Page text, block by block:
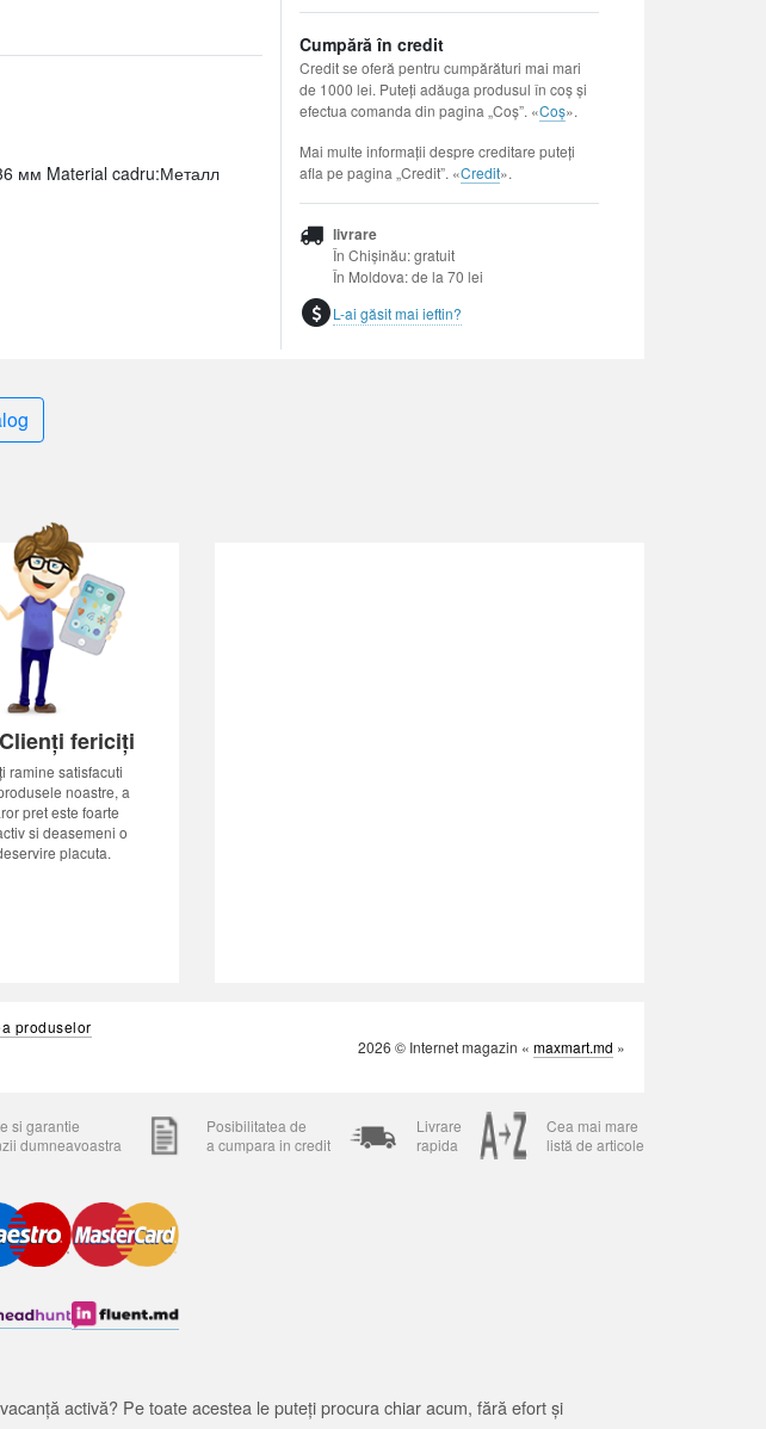
мм Material cadru:Металл
Cumpără în credit
Credit se oferă pentru cumpărături mai mari
de 1000 lei. Puteți adăuga produsul în coș și
efectua comanda din pagina „Coș”. «Coș».
Mai multe informații despre creditare puteți
afla pe pagina „Credit”. «Credit».
livrare
În Chișinău: gratuit
În Moldova: de la 70 lei
L-ai găsit mai ieftin?
Clienți fericiți
ramine satisfacuti
noastre, a
pret este foarte
si deasemeni o
placuta.
produselor
2026 © Internet magazin « maxmart.md »
si garantie
dumneavoastra
Posibilitatea de
a cumpara in credit
Livrare
rapida
Cea mai mare
listă de articole
activă? Pe toate acestea le puteți procura chiar acum, fără efort și